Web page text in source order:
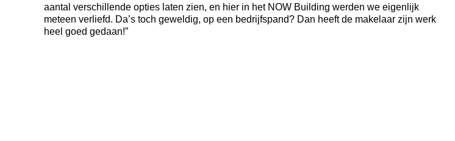
aantal verschillende opties laten zien, en hier in het NOW Building werden we eigenlijk
meteen verliefd. Da’s toch geweldig, op een bedrijfspand? Dan heeft de makelaar zijn werk
heel goed gedaan!”